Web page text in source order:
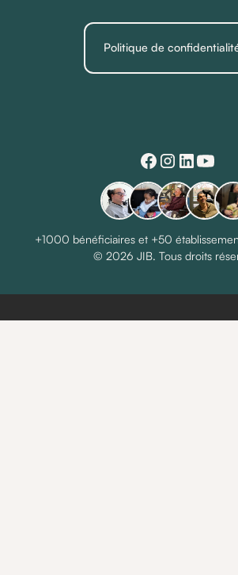
Politique de
© 2026 JIB. Tous droits
+1000 bénéficiaires et +50